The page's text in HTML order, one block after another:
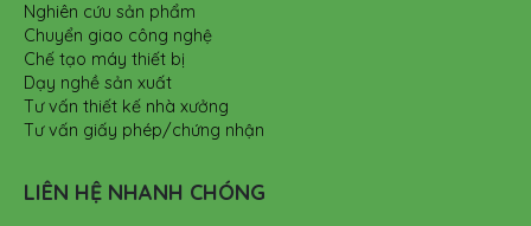
Nghiên cứu sản phẩm
Chuyển giao công nghệ
Chế tạo máy thiết bị
Dạy nghề sản xuất
Tư vấn thiết kế nhà xưởng
Tư vấn giấy phép/chứng nhận
LIÊN HỆ NHANH CHÓNG